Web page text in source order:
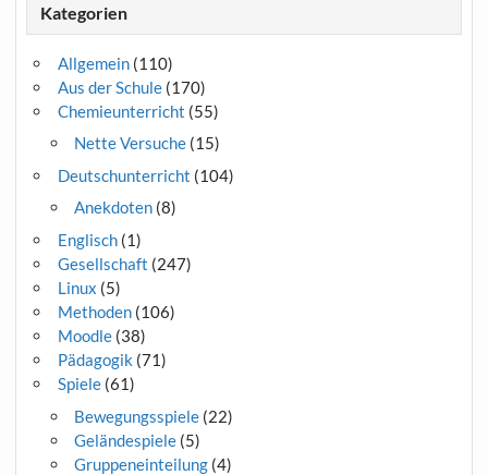
Kategorien
Allgemein(110)
Aus der Schule(170)
Chemieunterricht (55)
Nette Versuche(15)
Deutschunterricht (104)
Anekdoten(8)
Englisch(1)
Gesellschaft (247)
Linux (5)
Methoden(106)
Moodle(38)
Pädagogik (71)
Spiele(61)
Bewegungsspiele(22)
Geländespiele(5)
Gruppeneinteilung(4)